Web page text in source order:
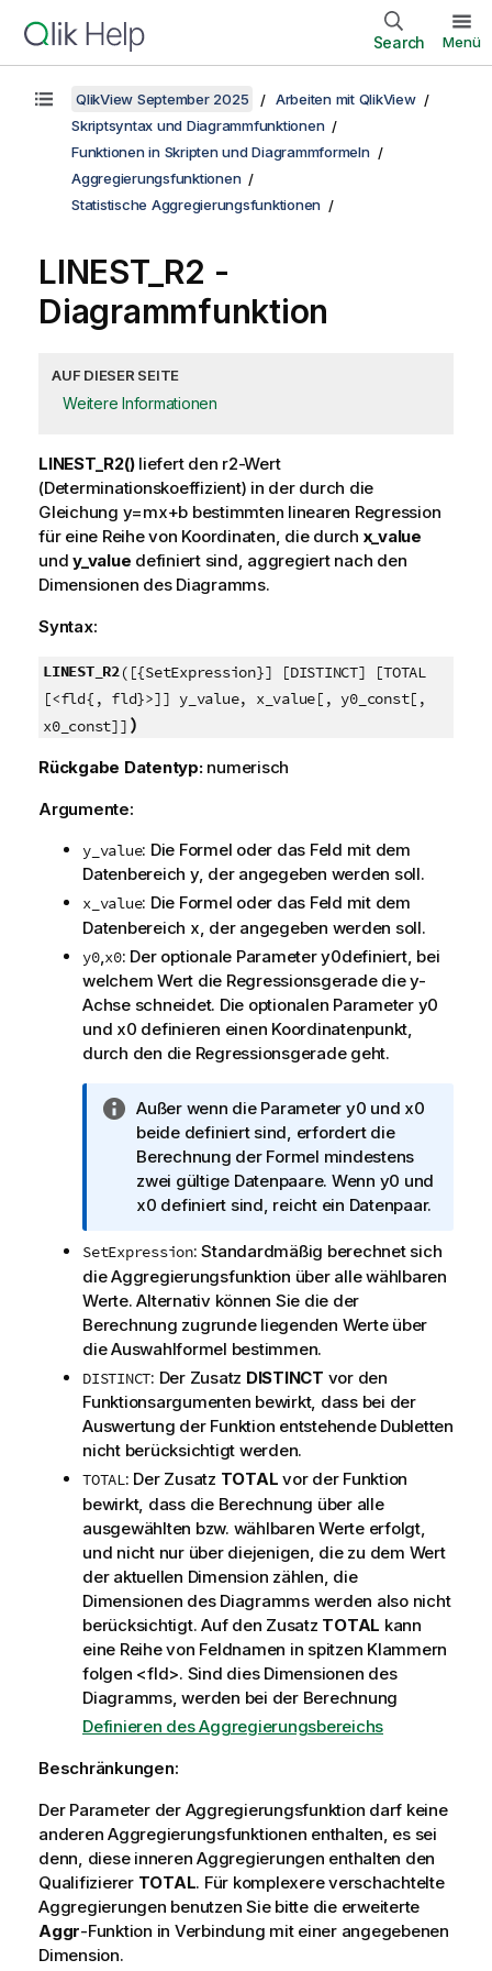
Search Menü
QlikView September 2025
Arbeiten mit QlikView
Skriptsyntax und Diagrammfunktionen
Funktionen in Skripten und Diagrammformeln
Aggregierungsfunktionen
Statistische Aggregierungsfunktionen
LINEST_R2 -
Diagrammfunktion
AUF DIESER SEITE
Weitere Informationen
LINEST_R2()liefert den r2-Wert
(Determinationskoeffizient) in der durch die
Gleichung y=mx+b bestimmten linearen Regression
für eine Reihe von Koordinaten, die durch x_value
und y_value definiert sind, aggregiert nach den
Dimensionen des Diagramms.
Syntax:
LINEST_R2([{SetExpression}] [DISTINCT] [TOTAL
[<fld{, fld}>]] y_value, x_value[, y0_const[,
x0_const]] )
Rückgabe Datentyp: numerisch
Argumente:
y_value: Die Formel oder das Feld mit dem
Datenbereich y, der angegeben werden soll.
x_value: Die Formel oder das Feld mit dem
Datenbereich x, der angegeben werden soll.
y0,x0: Der optionale Parametery0definiert, bei
welchem Wert die Regressionsgerade die y-
Achse schneidet. Die optionalen Parameter y0
und x0 definieren einen Koordinatenpunkt,
durch den die Regressionsgerade geht.
I
n
f
o
r
a
t
i
o
n
s
h
i
n
w
e
i
s
Außer wenn die Parameter y0 und x0
beide definiert sind, erfordert die
Berechnung der Formel mindestens
zwei gültige Datenpaare. Wenn y0 und
x0 definiert sind, reicht ein Datenpaar.
SetExpression: Standardmäßig berechnet sich
die Aggregierungsfunktion über alle wählbaren
Werte. Alternativ können Sie die der
Berechnung zugrunde liegenden Werte über
die Auswahlformel bestimmen.
DISTINCT: Der Zusatz DISTINCT vor den
Funktionsargumenten bewirkt, dass bei der
Auswertung der Funktion entstehende Dubletten
nicht berücksichtigt werden.
TOTAL: Der Zusatz TOTAL vor der Funktion
bewirkt, dass die Berechnung über alle
ausgewählten bzw. wählbaren Werte erfolgt,
und nicht nur über diejenigen, die zu dem Wert
der aktuellen Dimension zählen, die
Dimensionen des Diagramms werden also nicht
berücksichtigt. Auf den Zusatz TOTAL kann
eine Reihe von Feldnamen in spitzen Klammern
folgen <fld>. Sind dies Dimensionen des
Diagramms, werden bei der Berechnung
Definieren des Aggregierungsbereichs
Beschränkungen:
Der Parameter der Aggregierungsfunktion darf keine
anderen Aggregierungsfunktionen enthalten, es sei
denn, diese inneren Aggregierungen enthalten den
Qualifizierer TOTAL. Für komplexere verschachtelte
Aggregierungen benutzen Sie bitte die erweiterte
Aggr-Funktion in Verbindung mit einer angegebenen
Dimension.